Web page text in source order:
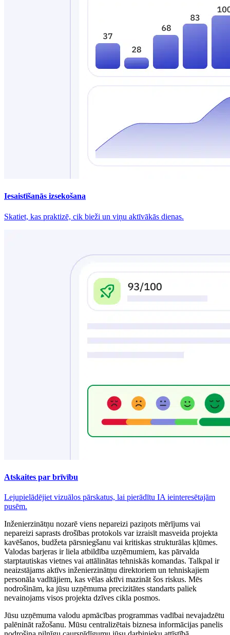
Iesaistīšanās izsekošana
Skatiet, kas praktizē, cik bieži un viņu aktīvākās dienas.
Atskaites par brīvību
Lejupielādējiet vizuālos pārskatus, lai pierādītu IA ieinteresētajām
pusēm.
Inženierzinātņu nozarē viens nepareizi paziņots mērījums vai
nepareizi saprasts drošības protokols var izraisīt masveida projekta
kavēšanos, budžeta pārsniegšanu vai kritiskas strukturālas kļūmes.
Valodas barjeras ir liela atbildība uzņēmumiem, kas pārvalda
starptautiskas vietnes vai attālinātas tehniskās komandas. Talkpal ir
neaizstājams aktīvs inženierzinātņu direktoriem un tehniskajiem
personāla vadītājiem, kas vēlas aktīvi mazināt šos riskus. Mēs
nodrošinām, ka jūsu uzņēmuma precizitātes standarts paliek
nevainojams visos projekta dzīves cikla posmos.
Jūsu uzņēmuma valodu apmācības programmas vadībai nevajadzētu
palēnināt ražošanu. Mūsu centralizētais biznesa informācijas panelis